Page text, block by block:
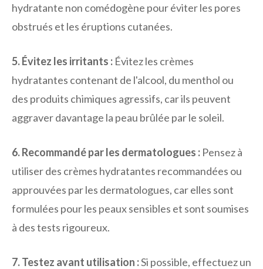
hydratante non comédogène pour éviter les pores
obstrués et les éruptions cutanées.
5. Évitez les irritants : Évitez les crèmes
hydratantes contenant de l'alcool, du menthol ou
des produits chimiques agressifs, car ils peuvent
aggraver davantage la peau brûlée par le soleil.
6. Recommandé par les dermatologues : Pensez à
utiliser des crèmes hydratantes recommandées ou
approuvées par les dermatologues, car elles sont
formulées pour les peaux sensibles et sont soumises
à des tests rigoureux.
7. Testez avant utilisation :Si possible, effectuez un